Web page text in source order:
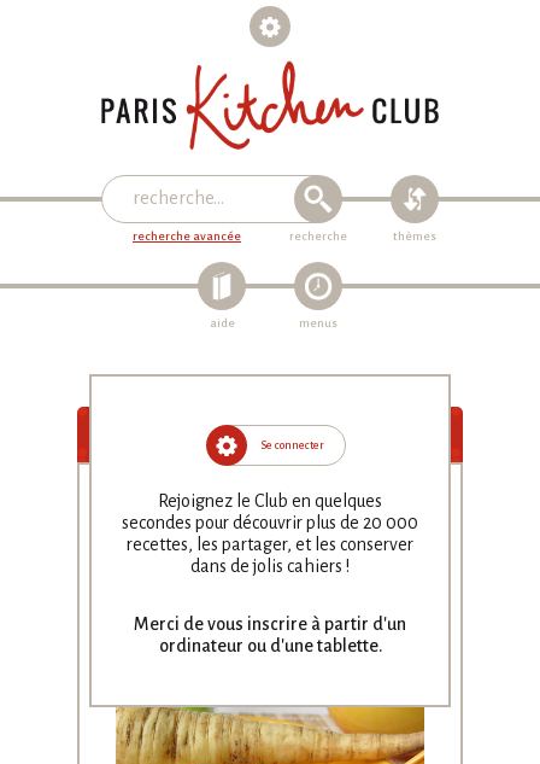
recherche
recherche avancée thèmes
aide menus
Purée de
panais
Se connecter
Rejoignez le Club en quelques
secondes pour découvrir plus de 20 000
recettes, les partager, et les conserver
dans de jolis cahiers !
Merci de vous inscrire à partir d'un
ordinateur ou d'une tablette.